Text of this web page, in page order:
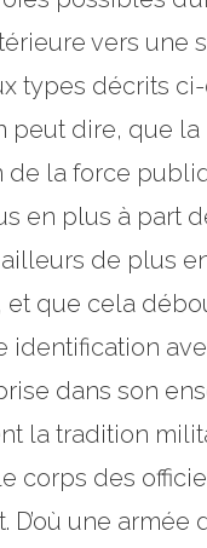
vers une
types décrits
peut dire, que la
de la force
en plus à part
de plus
et que cela
identification
dans son
la tradition
corps des
D’où une armée